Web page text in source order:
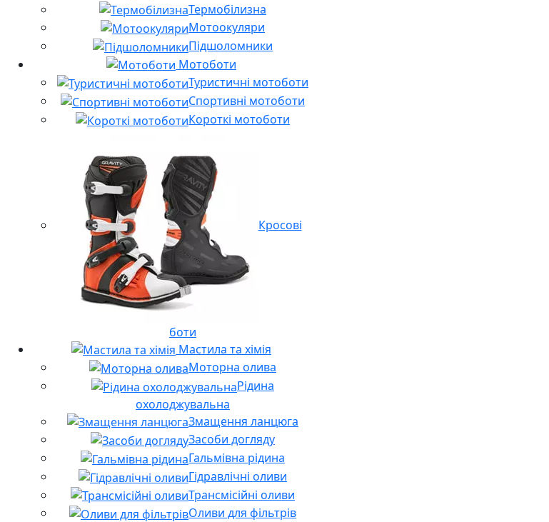
Термобілизна
Мотоокуляри
Підшоломники
Мотоботи
Туристичні мотоботи
Спортивні мотоботи
Короткі мотоботи
Кросові
боти
Мастила та хімія
Моторна олива
Рідина
охолоджувальна
Змащення ланцюга
Засоби догляду
Гальмівна рідина
Гідравлічні оливи
Трансмісійні оливи
Оливи для фільтрів